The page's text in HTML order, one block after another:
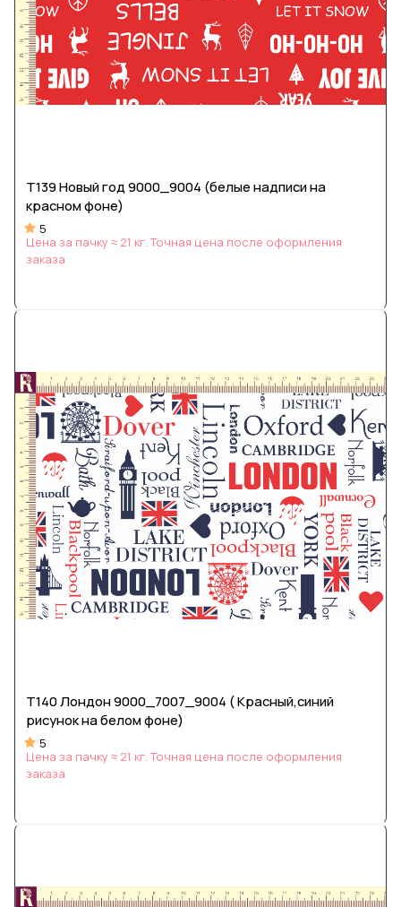
Т139 Новый год 9000_9004 (белые надписи на
красном фоне)
5
Цена за пачку ≈ 21 кг. Точная цена после оформления
заказа
Т140 Лондон 9000_7007_9004 ( Красный,синий
рисунок на белом фоне)
5
Цена за пачку ≈ 21 кг. Точная цена после оформления
заказа